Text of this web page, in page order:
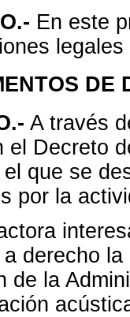
En este
legales
DE
A través
el Decreto
que se
por la
derecho
de la